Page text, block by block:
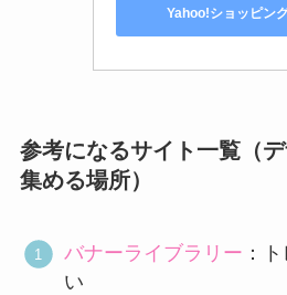
Yahoo!ショッピン
参考になるサイト一覧（
集める場所）
バナーライブラリー ：
い